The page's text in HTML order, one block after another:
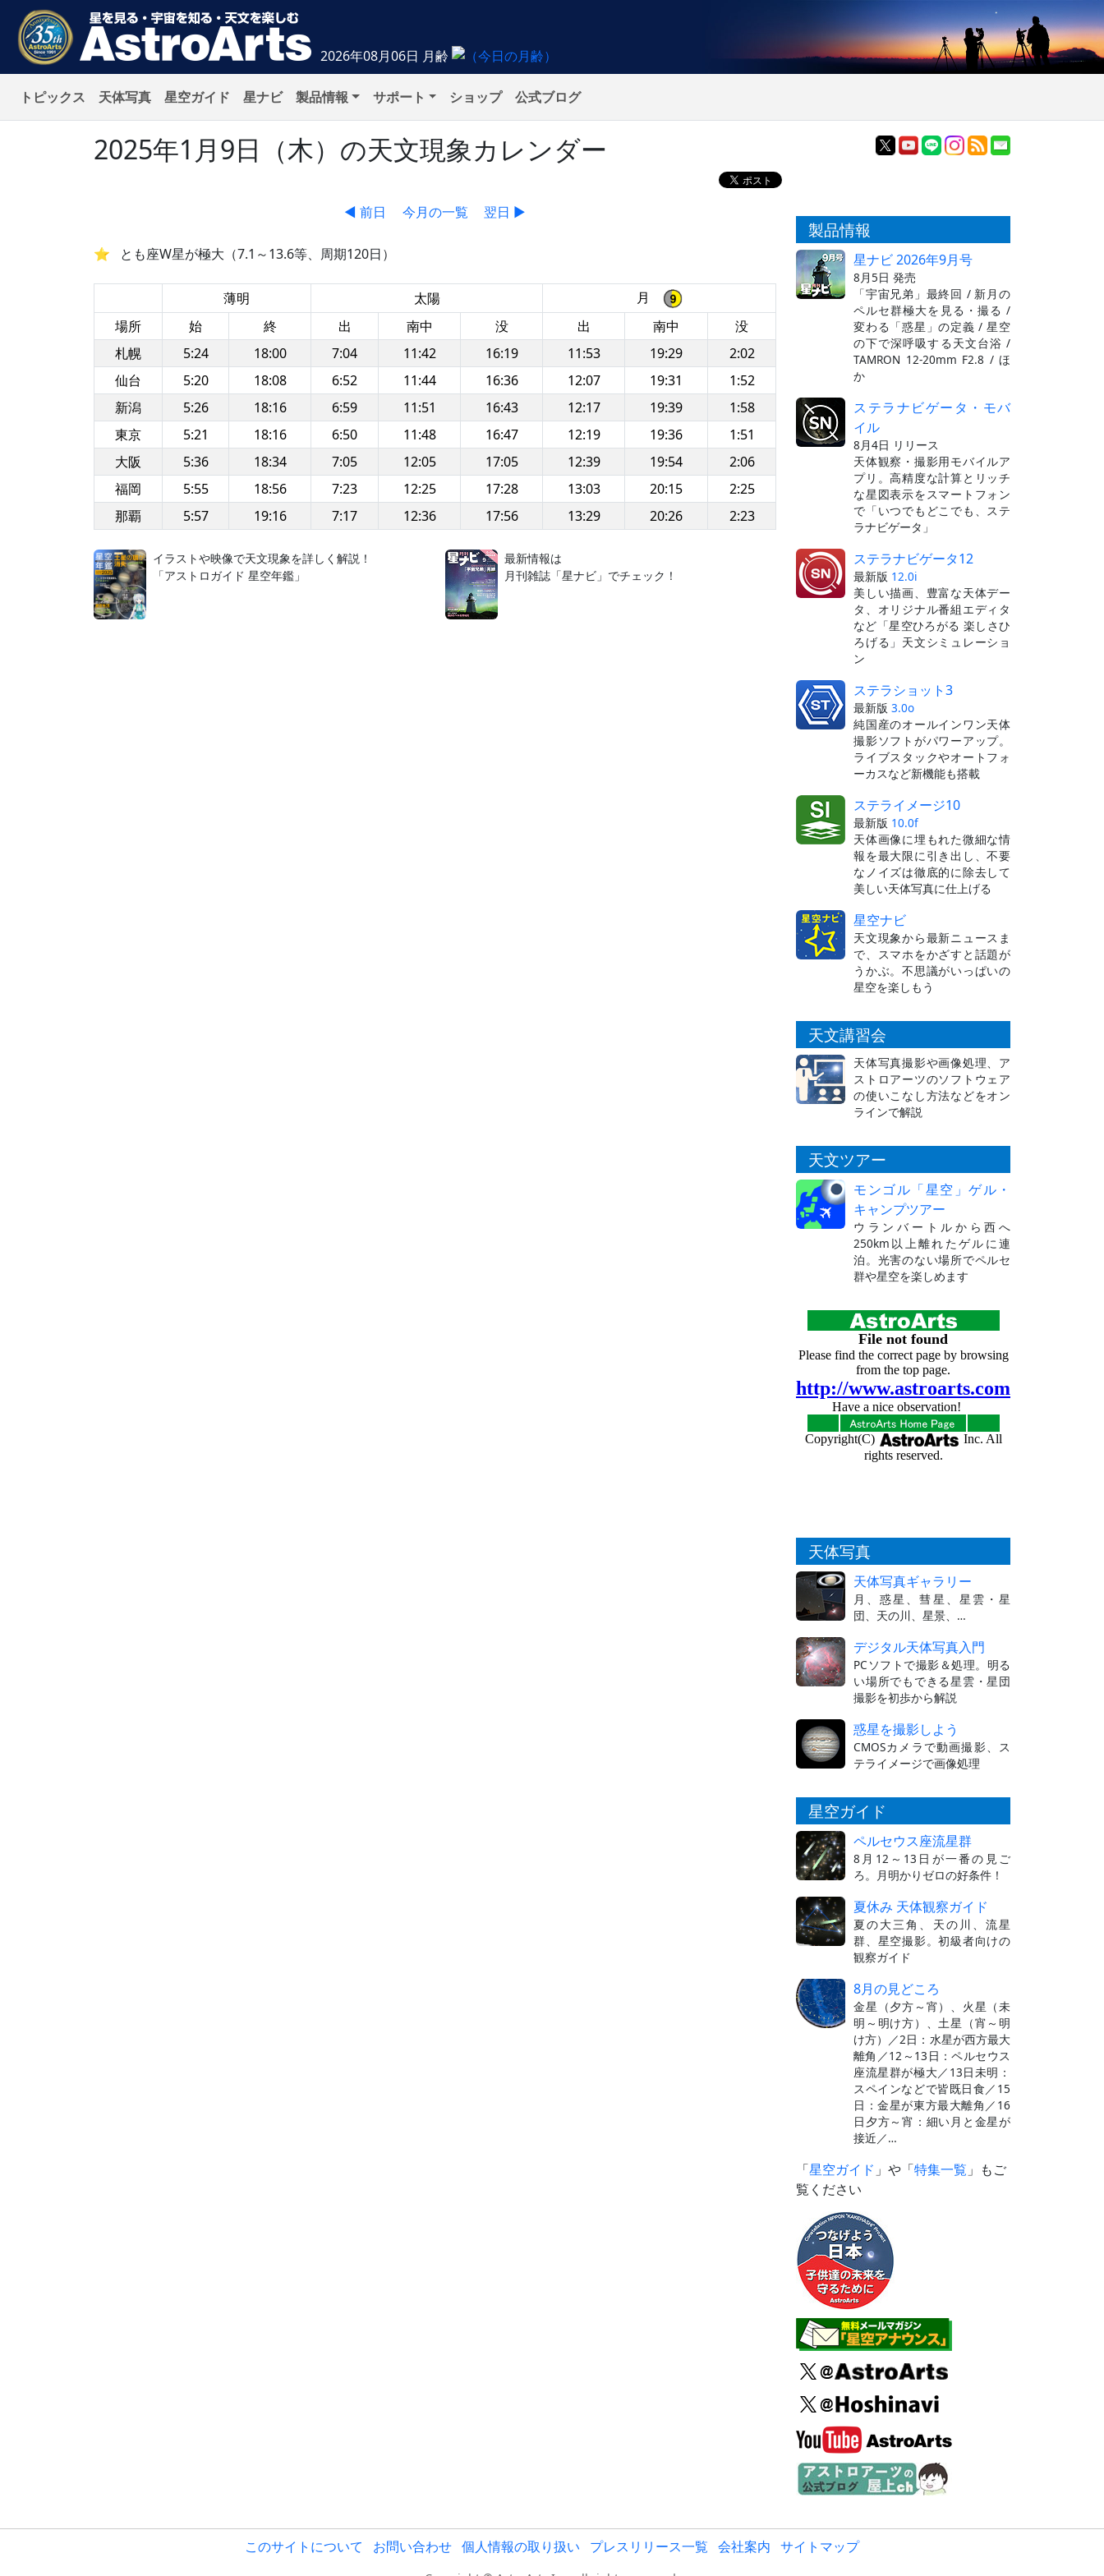
2026年08月06日 月齢
トピックス 天体写真 星空ガイド 星ナビ 製品情報 サポート ショップ 公式ブログ
2025年1月9日（木）の天文現象カレンダー
◀ 前日 今月の一覧 翌日 ▶
とも座W星が極大（7.1～13.6等、周期120日）
薄明 太陽
月
場所
始 終 出 南中 没 出 南中
没
札幌
5:24 18:00 7:04 11:42 16:19 11:53 19:29
2:02
仙台
5:20 18:08 6:52 11:44 16:36 12:07 19:31
1:52
新潟
5:26 18:16 6:59 11:51 16:43 12:17 19:39
1:58
東京
5:21 18:16 6:50 11:48 16:47 12:19 19:36
1:51
大阪
5:36 18:34 7:05 12:05 17:05 12:39 19:54
2:06
福岡
5:55 18:56 7:23 12:25 17:28 13:03 20:15
2:25
那覇
5:57 19:16 7:17 12:36 17:56 13:29 20:26 2:23
イラストや映像で天文現象を詳しく解説！
「アストロガイド 星空年鑑」
最新情報は
月刊雑誌「星ナビ」でチェック！
製品情報
星ナビ 2026年9月号
8月5日 発売
「宇宙兄弟」最終回 / 新月の
ペルセ群極大を見る・撮る /
変わる「惑星」の定義 / 星空
の下で深呼吸する天文台浴 /
TAMRON 12-20mm F2.8 / ほ
か
ステラナビゲータ・モバ
イル
8月4日 リリース
天体観察・撮影用モバイルア
プリ。高精度な計算とリッチ
な星図表示をスマートフォン
で「いつでもどこでも、ステ
ラナビゲータ」
ステラナビゲータ12
最新版 12.0i
美しい描画、豊富な天体デー
タ、オリジナル番組エディタ
など「星空ひろがる 楽しさひ
ろげる」天文シミュレーショ
ン
ステラショット3
最新版 3.0o
純国産のオールインワン天体
撮影ソフトがパワーアップ。
ライブスタックやオートフォ
ーカスなど新機能も搭載
ステライメージ10
最新版 10.0f
天体画像に埋もれた微細な情
報を最大限に引き出し、不要
なノイズは徹底的に除去して
美しい天体写真に仕上げる
星空ナビ
天文現象から最新ニュースま
で、スマホをかざすと話題が
うかぶ。不思議がいっぱいの
星空を楽しもう
天文講習会
天体写真撮影や画像処理、ア
ストロアーツのソフトウェア
の使いこなし方法などをオン
ラインで解説
天文ツアー
モンゴル「星空」ゲル・
キャンプツアー
ウランバートルから西へ
250km以上離れたゲルに連
泊。光害のない場所でペルセ
群や星空を楽しめます
天体写真
天体写真ギャラリー
月、惑星、彗星、星雲・星
団、天の川、星景、…
デジタル天体写真入門
PCソフトで撮影＆処理。明る
い場所でもできる星雲・星団
撮影を初歩から解説
惑星を撮影しよう
CMOSカメラで動画撮影、ス
テライメージで画像処理
星空ガイド
ペルセウス座流星群
8月12～13日が一番の見ご
ろ。月明かりゼロの好条件！
夏休み 天体観察ガイド
夏の大三角、天の川、流星
群、星空撮影。初級者向けの
観察ガイド
8月の見どころ
金星（夕方～宵）、火星（未
明～明け方）、土星（宵～明
け方）／2日：水星が西方最大
離角／12～13日：ペルセウス
座流星群が極大／13日未明：
スペインなどで皆既日食／15
日：金星が東方最大離角／16
日夕方～宵：細い月と金星が
接近／…
「星空ガイド 」や「特集一覧 」もご
覧ください
このサイトについて お問い合わせ 個人情報の取り扱い プレスリリース一覧 会社案内 サイトマップ